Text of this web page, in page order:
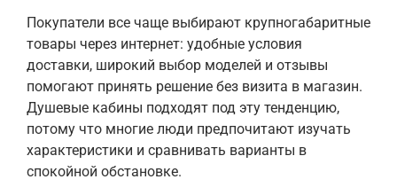
Покупатели все чаще выбирают крупногабаритные
товары через интернет: удобные условия
доставки, широкий выбор моделей и отзывы
помогают принять решение без визита в магазин.
Душевые кабины подходят под эту тенденцию,
потому что многие люди предпочитают изучать
характеристики и сравнивать варианты в
спокойной обстановке.